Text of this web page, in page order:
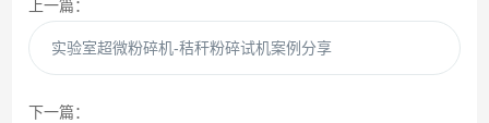
上一篇：
实验室超微粉碎机-秸秆粉碎试机案例分享
下一篇：